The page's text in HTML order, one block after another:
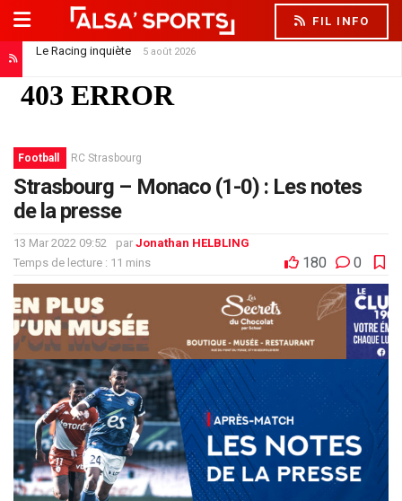
FIL INFO
Le Racing inquiète 5 août 2026
Football RC Strasbourg
Strasbourg – Monaco (1-0) : Les notes
de la presse
13 Mar 2022 09:52 par Jonathan HELBLING
Temps de lecture : 11 mins
180 0